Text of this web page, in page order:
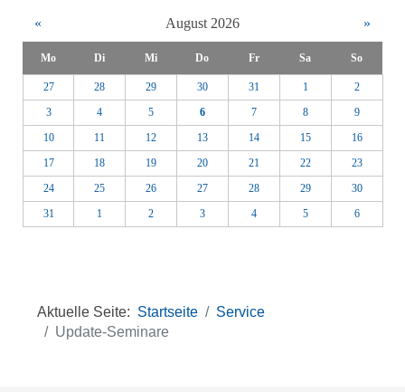
« August 2026 »
Mo Di Mi Do Fr Sa So
27 28 29 30 31 1
2
3
4 5 6 7 8
9
10
11 12 13 14 15
16
17
18 19 20 21 22
23
24
25 26 27 28 29
30
31
1 2 3 4 5 6
Aktuelle Seite: Startseite
Service
Update-Seminare